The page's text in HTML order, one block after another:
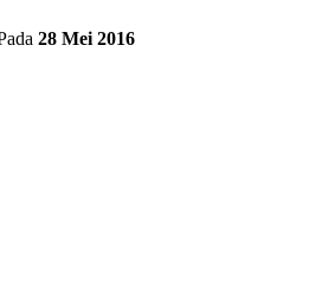
28 Mei 2016